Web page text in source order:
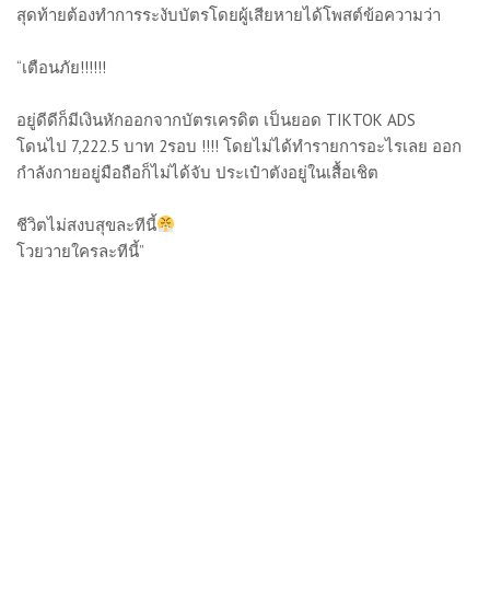
สุดท้ายต้องทำการระงับบัตรโดยผู้เสียหายได้โพสต์ข้อความว่า
“เตือนภัย!!!!!!
อยู่ดีดีก็มีเงินหักออกจากบัตรเครดิต เป็นยอด TIKTOK ADS
โดนไป 7,222.5 บาท 2รอบ !!!! โดยไม่ได้ทำรายการอะไรเลย ออก
กำลังกายอยู่มือถือก็ไม่ได้จับ ประเป๋าตังอยู่ในเสื้อเชิต
ชีวิตไม่สงบสุขละทีนี้
โวยวายใครละทีนี้”